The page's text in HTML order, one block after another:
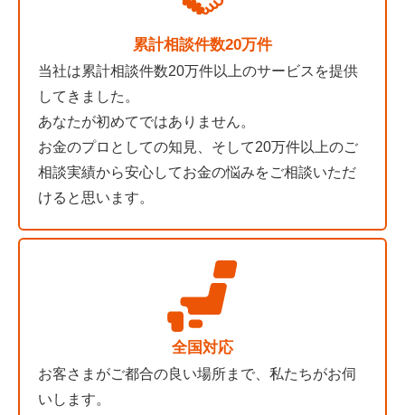
累計相談件数20万件
当社は累計相談件数20万件以上のサービスを提供
してきました。
あなたが初めてではありません。
お金のプロとしての知見、そして20万件以上のご
相談実績から安心してお金の悩みをご相談いただ
けると思います。
全国対応
お客さまがご都合の良い場所まで、私たちがお伺
いします。